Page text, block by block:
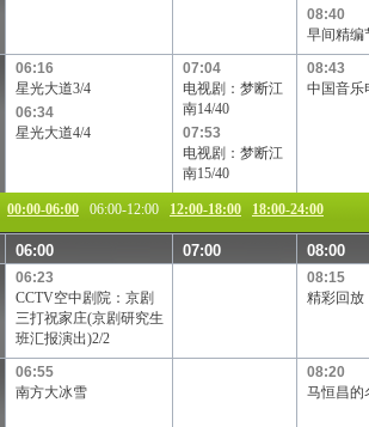
08:40
早间精编
06:16
星光大道3/4
06:34
星光大道4/4
07:04
电视剧：梦断江
南14/40
07:53
电视剧：梦断江
南15/40
08:43
中国音乐
00:00-06:00 06:00-12:00 12:00-18:00 18:00-24:00
06:00 07:00 08:00
06:23
CCTV空中剧院：京剧
三打祝家庄(京剧研究生
班汇报演出)2/2
08:15
精彩回放
06:55
南方大冰雪
08:20
马恒昌的